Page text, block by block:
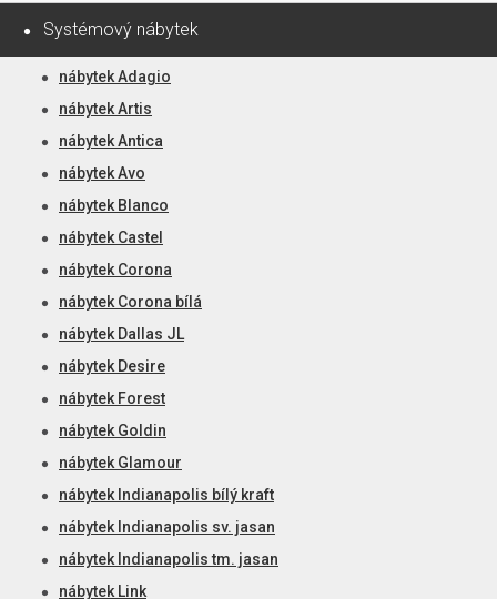
Systémový nábytek
nábytek Adagio
nábytek Artis
nábytek Antica
nábytek Avo
nábytek Blanco
nábytek Castel
nábytek Corona
nábytek Corona bílá
nábytek Dallas JL
nábytek Desire
nábytek Forest
nábytek Goldin
nábytek Glamour
nábytek Indianapolis bílý kraft
nábytek Indianapolis sv. jasan
nábytek Indianapolis tm. jasan
nábytek Link